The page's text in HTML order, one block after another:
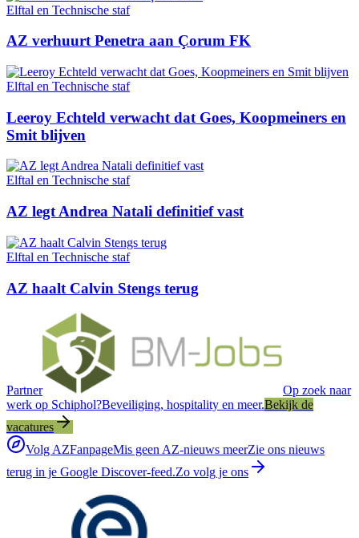
Elftal en Technische staf
AZ verhuurt Penetra aan Çorum FK
Elftal en Technische staf
Leeroy Echteld verwacht dat Goes, Koopmeiners en
Smit blijven
Elftal en Technische staf
AZ legt Andrea Natali definitief vast
Elftal en Technische staf
AZ haalt Calvin Stengs terug
Partner
Op zoek naar
werk op Schiphol?Beveiliging, hospitality en meer.Bekijk de
vacatures
Volg AZFanpageMis geen AZ-nieuws meerZie ons nieuws
terug in je Google Discover-feed.Zo volg je ons